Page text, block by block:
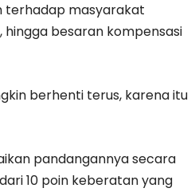
terhadap masyarakat
besaran kompensasi
berhenti terus, karena itu
pandangannya secara
10 poin keberatan yang